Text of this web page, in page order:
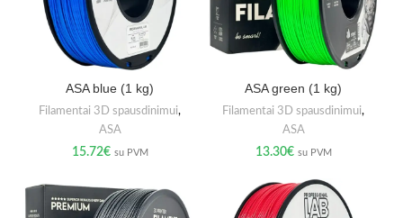
ASA blue (1 kg)
Filamentai 3D spausdinimui,
ASA
15.72€ su PVM
ASA green (1 kg)
Filamentai 3D spausdinimui,
ASA
13.30€ su PVM